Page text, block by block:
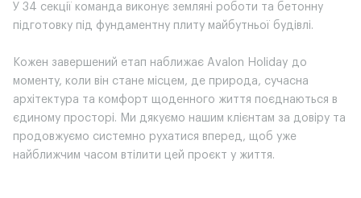
У 34 секції команда виконує земляні роботи та бетонну
підготовку під фундаментну плиту майбутньої будівлі.
Кожен завершений етап наближає Avalon Holiday до
моменту, коли він стане місцем, де природа, сучасна
архітектура та комфорт щоденного життя поєднаються в
єдиному просторі. Ми дякуємо нашим клієнтам за довіру та
продовжуємо системно рухатися вперед, щоб уже
найближчим часом втілити цей проєкт у життя.